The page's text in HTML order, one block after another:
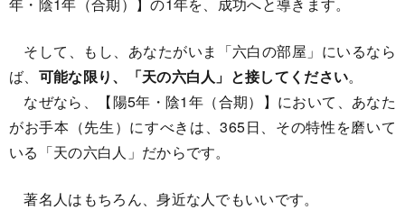
そして、もし、あなたがいま「六白の部屋」にいるなら
ば、 可能な限り、「天の六白人」と接してください。
なぜなら、【陽5年・陰1年（合期）】において、あなた
がお手本（先生）にすべきは、365日、その特性を磨いて
いる「天の六白人」だからです。
著名人はもちろん、身近な人でもいいです。